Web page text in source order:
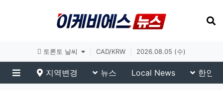
토론토 날씨 CAD/KRW 2026.08.05 (수)
메뉴
지역변경 뉴스 Local News 한인